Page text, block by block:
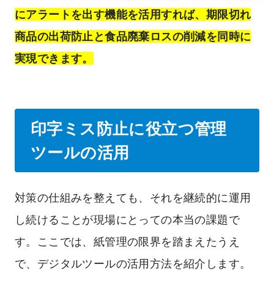
にアラートを出す機能を活用すれば、期限切れ
商品の出荷防止と食品廃棄ロスの削減を同時に
実現できます。
印字ミス防止に役立つ管理
ツールの活用
対策の仕組みを整えても、それを継続的に運用
し続けることが現場にとっての本当の課題で
す。ここでは、紙管理の限界を踏まえたうえ
で、デジタルツールの活用方法を紹介します。